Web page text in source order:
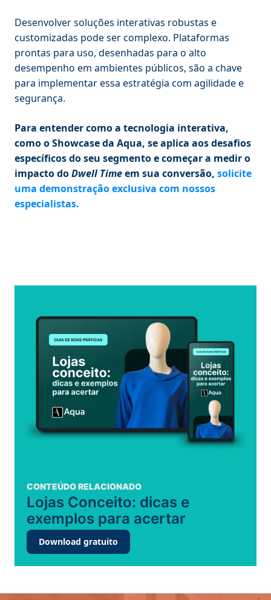
Desenvolver soluções interativas robustas e
customizadas pode ser complexo. Plataformas
prontas para uso, desenhadas para o alto
desempenho em ambientes públicos, são a chave
para implementar essa estratégia com agilidade e
segurança.
Para entender como a tecnologia interativa,
como o Showcase da Aqua, se aplica aos desafios
específicos do seu segmento e começar a medir o
impacto doDwell Timeem sua conversão, solicite
uma demonstração exclusiva com nossos
especialistas.
CONTEÚDO RELACIONADO
Lojas Conceito: dicas e
exemplos para acertar
Download gratuito